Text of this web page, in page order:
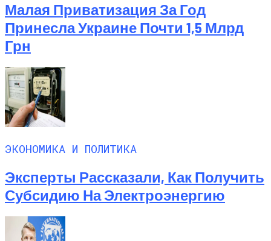
Малая Приватизация За Год
Принесла Украине Почти 1,5 Млрд
Грн
ЭКОНОМИКА И ПОЛИТИКА
Эксперты Рассказали, Как Получить
Субсидию На Электроэнергию